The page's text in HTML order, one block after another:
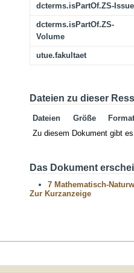
dcterms.isPartOf.ZS-Issue
dcterms.isPartOf.ZS-
Volume
utue.fakultaet
Dateien zu dieser
Dateien Größe
Format
Zu diesem Dokument gibt
Das Dokument
7 Mathematisch-
Zur Kurzanzeige